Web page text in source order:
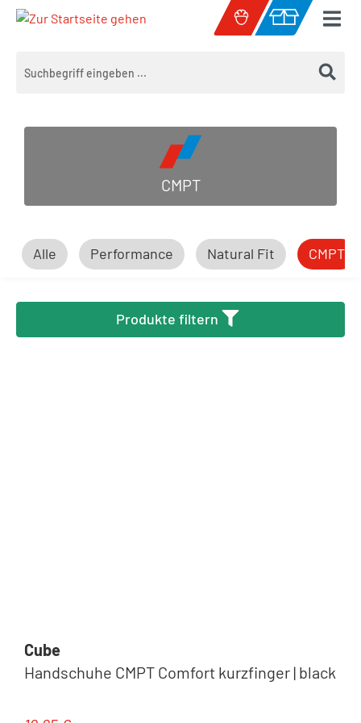
Zum Hauptinhalt springen
Warenkorb
CMPT
Alle Performance Natural Fit CMPT
Produkte filtern
Cube
Handschuhe CMPT Comfort kurzfinger | black